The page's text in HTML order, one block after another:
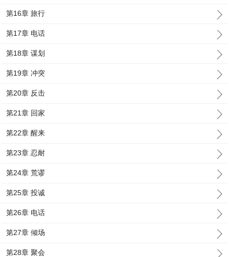
第16章 旅行
第17章 电话
第18章 谋划
第19章 冲突
第20章 反击
第21章 回家
第22章 醒来
第23章 忍耐
第24章 荒谬
第25章 投诚
第26章 电话
第27章 倾场
第28章 聚会